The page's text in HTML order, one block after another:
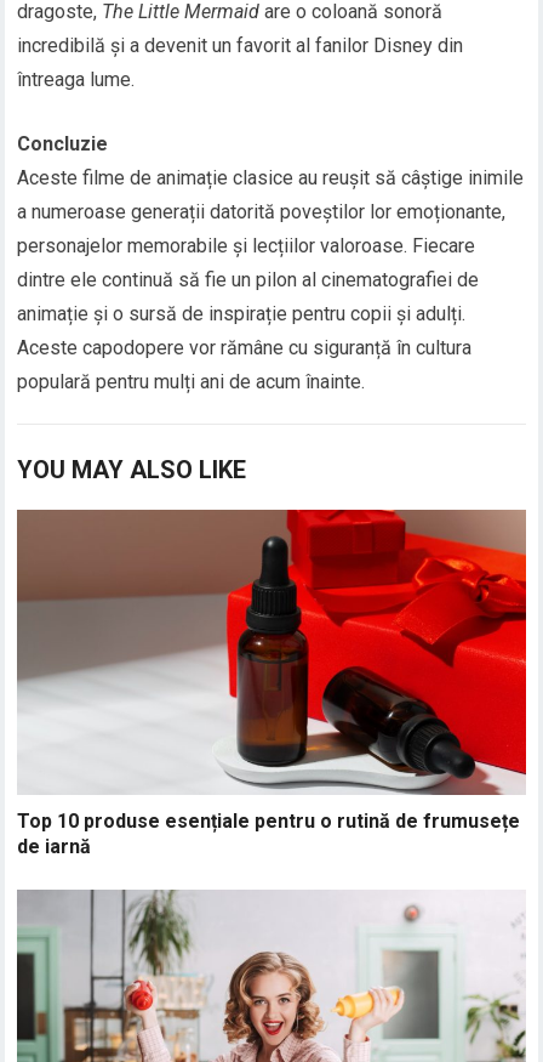
dragoste, The Little Mermaid are o coloană sonoră
incredibilă și a devenit un favorit al fanilor Disney din
întreaga lume.
Concluzie
Aceste filme de animație clasice au reușit să câștige inimile
a numeroase generații datorită poveștilor lor emoționante,
personajelor memorabile și lecțiilor valoroase. Fiecare
dintre ele continuă să fie un pilon al cinematografiei de
animație și o sursă de inspirație pentru copii și adulți.
Aceste capodopere vor rămâne cu siguranță în cultura
populară pentru mulți ani de acum înainte.
YOU MAY ALSO LIKE
Top 10 produse esențiale pentru o rutină de frumusețe
de iarnă